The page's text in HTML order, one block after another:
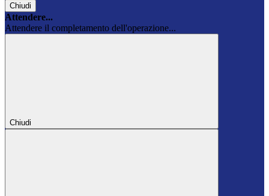
Chiudi
Attendere...
Attendere il completamento dell'operazione...
Chiudi